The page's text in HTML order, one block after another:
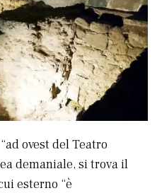
ovest del Teatro
demaniale, si trova il
esterno “è